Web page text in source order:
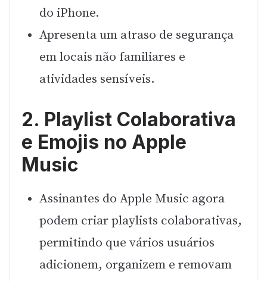
do iPhone.
Apresenta um atraso de segurança
em locais não familiares e
atividades sensíveis.
2. Playlist Colaborativa
e Emojis no Apple
Music
Assinantes do Apple Music agora
podem criar playlists colaborativas,
permitindo que vários usuários
adicionem, organizem e removam